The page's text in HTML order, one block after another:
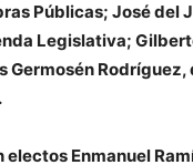
Públicas; José del
Legislativa;
Germosén
Enmanuel